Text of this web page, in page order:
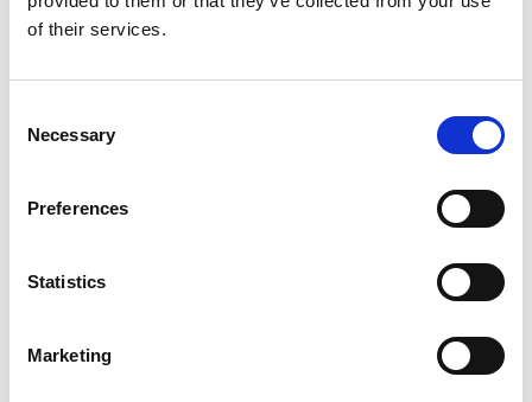
of their services.
Selection
Necessary
Preferences
Statistics
Marketing
Uncategorized